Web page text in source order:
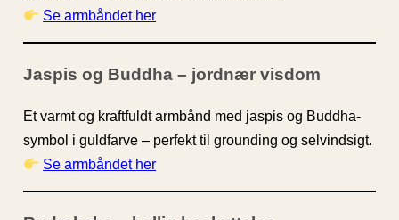
Se armbåndet her
Jaspis og Buddha – jordnær visdom
Et varmt og kraftfuldt armbånd med jaspis og Buddha-
symbol i guldfarve – perfekt til grounding og selvindsigt.
Se armbåndet her